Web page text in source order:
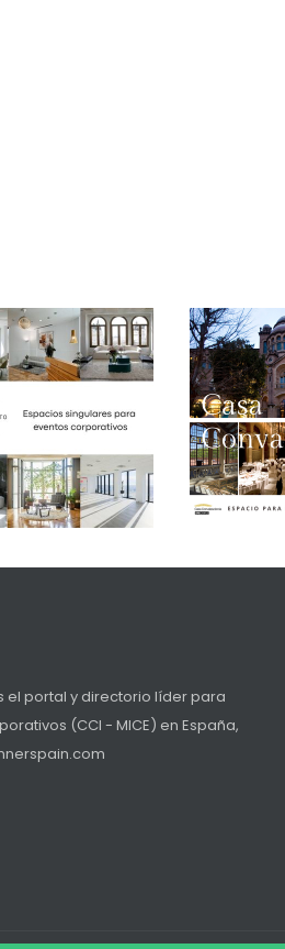
el portal y directorio líder para
(CCI - MICE) en España,